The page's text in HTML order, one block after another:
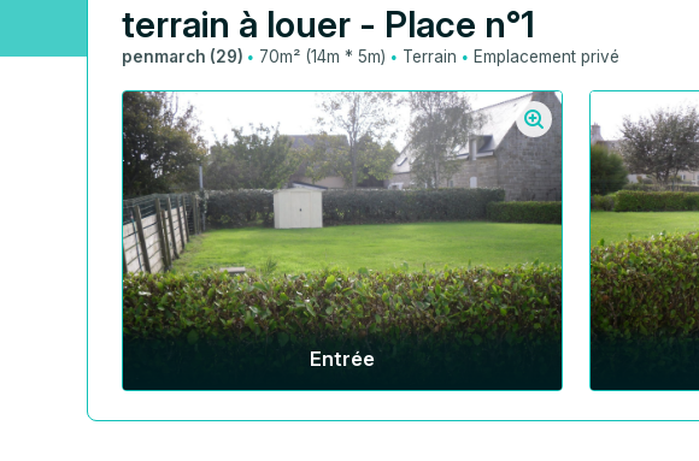
terrain à louer - Place n°1
penmarch (29) · 70m² (14m * 5m) · Terrain · Emplacement privé
Entrée